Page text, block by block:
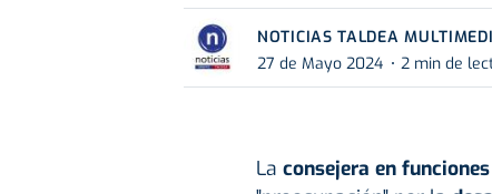
NOTICIAS TALDEA
27 de Mayo 2024
2 min de
La consejera en